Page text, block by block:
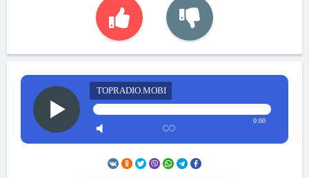
TOPRADIO.MOBI
0:00